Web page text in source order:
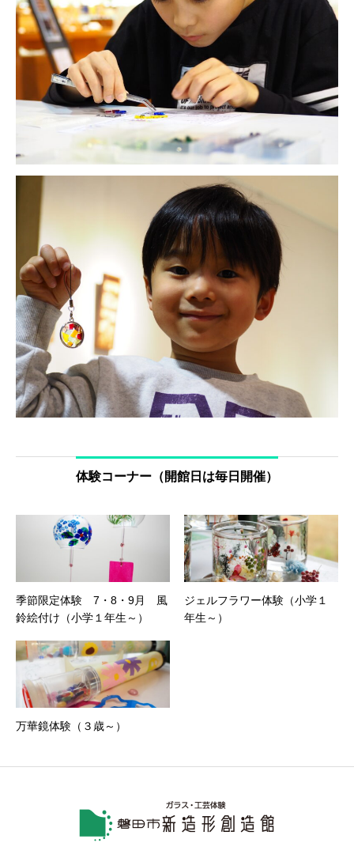
体験コーナー（開館日は毎日開催）
季節限定体験 7・8・9月 風
鈴絵付け（小学１年生～）
ジェルフラワー体験（小学１
年生～）
万華鏡体験（３歳～）